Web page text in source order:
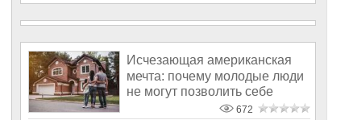
Исчезающая американская
мечта: почему молодые люди
не могут позволить себе
672